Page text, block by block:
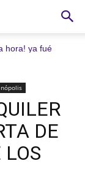
hora! ya fué
spam) y si están
DE